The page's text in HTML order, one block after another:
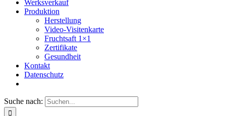
Werksverkauf
Produktion
Herstellung
Video-Visitenkarte
Fruchtsaft 1×1
Zertifikate
Gesundheit
Kontakt
Datenschutz
Suche nach: